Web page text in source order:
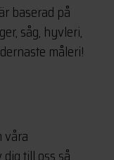
baserad på
såg, hyvleri,
måleri!
våra
till oss så